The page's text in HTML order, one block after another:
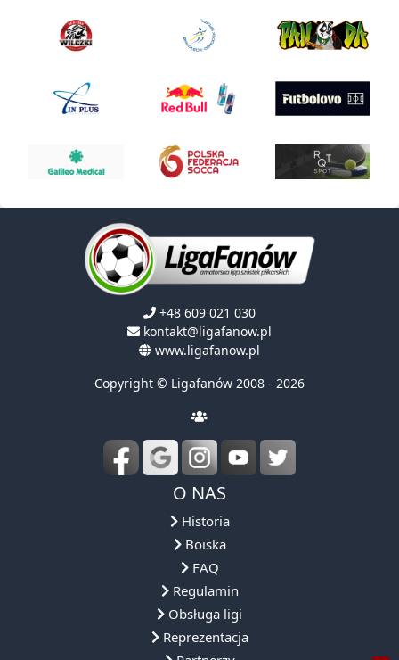
+48 609 021 030
kontakt@ligafanow.pl
www.ligafanow.pl
Copyright © Ligafanów 2008 - 2026
O NAS
Historia
Boiska
FAQ
Regulamin
Obsługa ligi
Reprezentacja